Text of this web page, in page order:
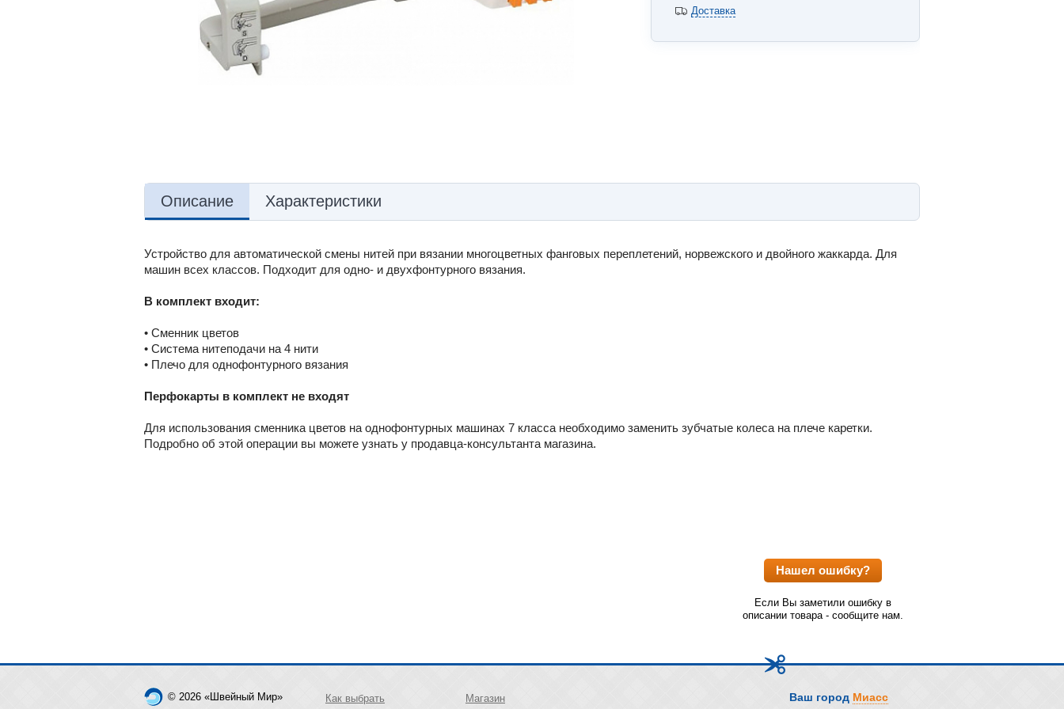
Доставка
Описание Характеристики
Устройство для автоматической смены нитей при вязании многоцветных фанговых переплетений, норвежского и двойного жаккарда. Для
машин всех классов. Подходит для одно- и двухфонтурного вязания.
В комплект входит:
• Сменник цветов
• Система нитеподачи на 4 нити
• Плечо для однофонтурного вязания
Перфокарты в комплект не входят
Для использования сменника цветов на однофонтурных машинах 7 класса необходимо заменить зубчатые колеса на плече каретки.
Подробно об этой операции вы можете узнать у продавца-консультанта магазина.
Нашел ошибку?
Если Вы заметили ошибку в
описании товара - сообщите нам.
© 2026 «Швейный Мир»
Как выбрать Магазин Ваш город Миасс